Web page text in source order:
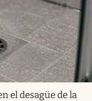
el desagüe de la